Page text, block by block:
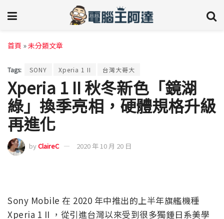
首頁 »未分類文章
Tags: SONY Xperia 1 II 台灣大哥大
Xperia 1 II 秋冬新色「鏡湖
綠」換季亮相，硬體規格升級
再進化
byClaireC 2020 年 10 月 20 日
Sony Mobile 在 2020 年中推出的上半年旗艦機種
Xperia 1 II ，從引進台灣以來受到很多獨鍾日系美學